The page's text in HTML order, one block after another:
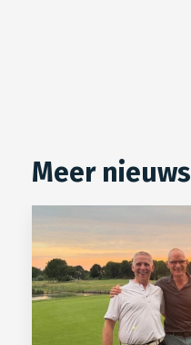
Meer nieuws